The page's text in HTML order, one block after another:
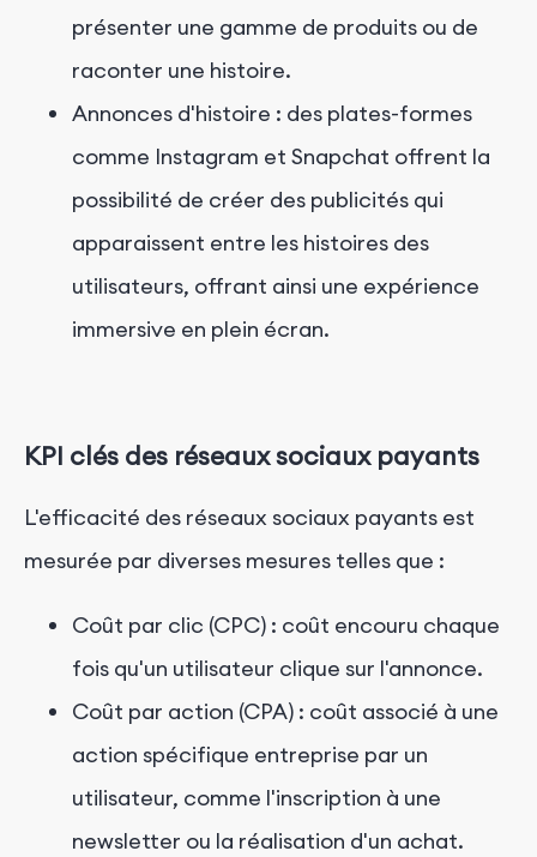
présenter une gamme de produits ou de
raconter une histoire.
Annonces d'histoire : des plates-formes
comme Instagram et Snapchat offrent la
possibilité de créer des publicités qui
apparaissent entre les histoires des
utilisateurs, offrant ainsi une expérience
immersive en plein écran.
KPI clés des réseaux sociaux payants
L'efficacité des réseaux sociaux payants est
mesurée par diverses mesures telles que :
Coût par clic (CPC) : coût encouru chaque
fois qu'un utilisateur clique sur l'annonce.
Coût par action (CPA) : coût associé à une
action spécifique entreprise par un
utilisateur, comme l'inscription à une
newsletter ou la réalisation d'un achat.